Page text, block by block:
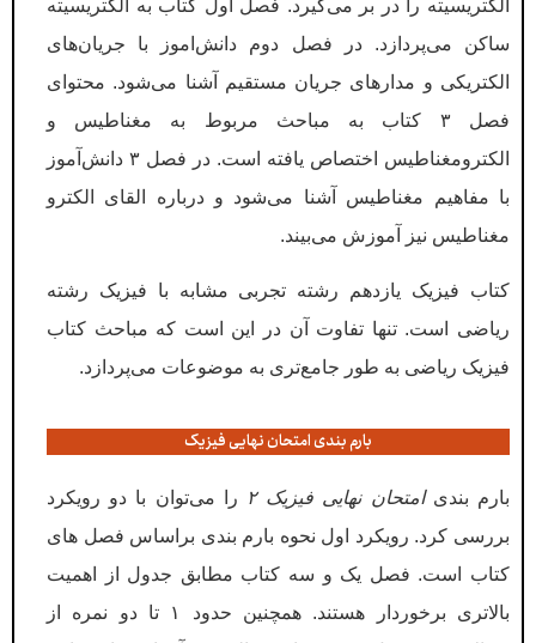
الکتریسیته را در بر می‌گیرد. فصل اول کتاب به الکتریسیته
ساکن می‌پردازد. در فصل دوم دانش‌اموز با جریان‌های
الکتریکی و مدارهای جریان مستقیم آشنا می‌شود. محتوای
فصل ۳ کتاب به مباحث مربوط به مغناطیس و
الکترومغناطیس اختصاص یافته است. در فصل ۳ دانش‌آموز
با مفاهیم مغناطیس آشنا می‌شود و درباره القای الکترو
مغناطیس نیز آموزش می‌بیند.
کتاب فیزیک یازدهم رشته تجربی مشابه با فیزیک رشته
ریاضی است. تنها تفاوت آن در این است که مباحث کتاب
فیزیک ریاضی به طور جامع‌تری به موضوعات می‌پردازد.
بارم بندی امتحان نهایی فیزیک
بارم بندی امتحان نهایی فیزیک ۲
را می‌توان با دو رویکرد
بررسی کرد. رویکرد اول نحوه بارم بندی براساس فصل های
کتاب است. فصل یک و سه کتاب مطابق جدول از اهمیت
بالاتری برخوردار هستند. همچنین حدود ۱ تا دو نمره از